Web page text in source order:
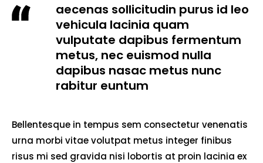
aecenas sollicitudin purus id leo
vehicula lacinia quam
vulputate dapibus fermentum
metus, nec euismod nulla
dapibus nasac metus nunc
rabitur euntum
Bellentesque in tempus sem consectetur venenatis
urna morbi vitae volutpat metus integer finibus
risus mi sed gravida nisi lobortis at proin lacinia ex